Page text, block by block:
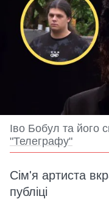
Іво Бобул та його
"Телеграфу"
Сім'я артиста
публіці